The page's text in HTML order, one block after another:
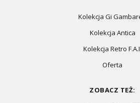
Kolekcja Gi
Kolekcja Antica
Kolekcja Retro
Oferta
ZOBACZ TEŻ: